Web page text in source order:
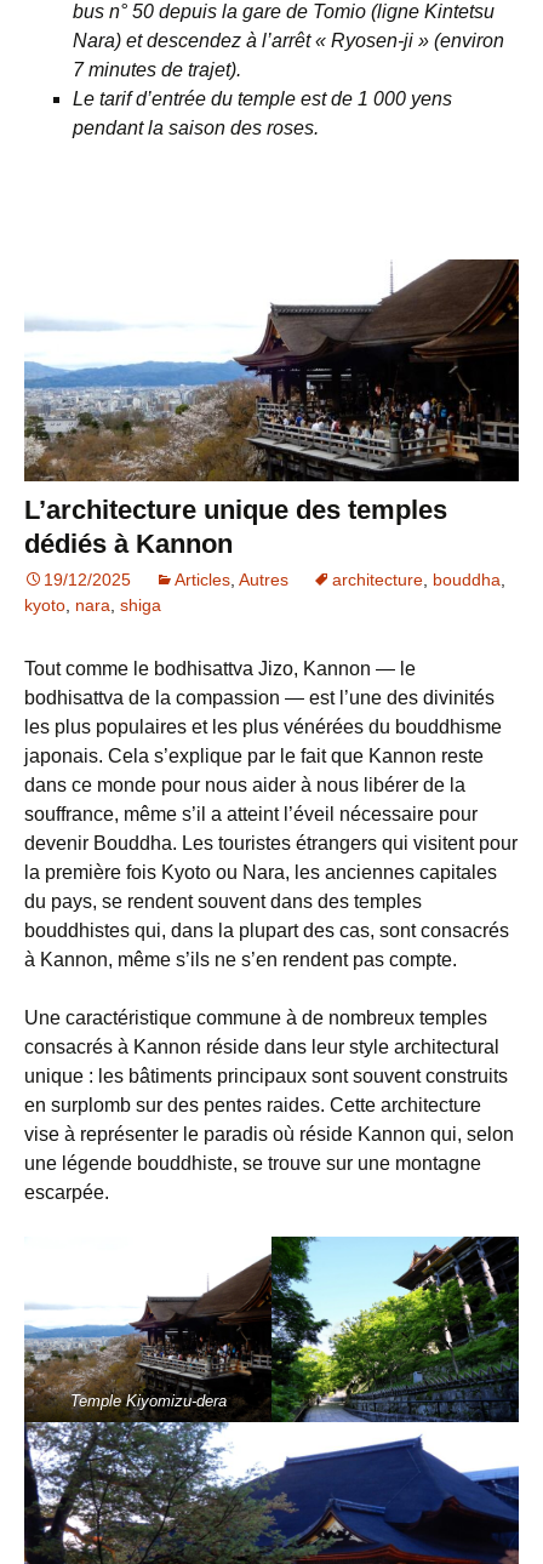
bus n° 50 depuis la gare de Tomio (ligne Kintetsu
Nara) et descendez à l’arrêt « Ryosen-ji » (environ
7 minutes de trajet).
Le tarif d’entrée du temple est de 1 000 yens
pendant la saison des roses.
L’architecture unique des temples
dédiés à Kannon
19/12/2025 Articles Autres architecture bouddha
kyoto nara shiga
Tout comme le bodhisattva Jizo, Kannon — le
bodhisattva de la compassion — est l’une des divinités
les plus populaires et les plus vénérées du bouddhisme
japonais. Cela s’explique par le fait que Kannon reste
dans ce monde pour nous aider à nous libérer de la
souffrance, même s’il a atteint l’éveil nécessaire pour
devenir Bouddha. Les touristes étrangers qui visitent pour
la première fois Kyoto ou Nara, les anciennes capitales
du pays, se rendent souvent dans des temples
bouddhistes qui, dans la plupart des cas, sont consacrés
à Kannon, même s’ils ne s’en rendent pas compte.
Une caractéristique commune à de nombreux temples
consacrés à Kannon réside dans leur style architectural
unique : les bâtiments principaux sont souvent construits
en surplomb sur des pentes raides. Cette architecture
vise à représenter le paradis où réside Kannon qui, selon
une légende bouddhiste, se trouve sur une montagne
escarpée.
Temple Kiyomizu-dera